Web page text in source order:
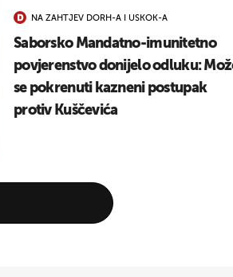
NA ZAHTJEV DORH-A I USKOK-A
Saborsko Mandatno-imunitetno
povjerenstvo donijelo odluku:
se pokrenuti kazneni postupak
protiv Kuščevića